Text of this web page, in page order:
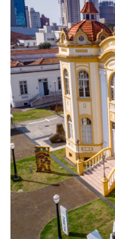
A estratégia já
brasileiras e de outros
para uma redução de
positivos no controle
recomendada pela
pela Agência Nacional de
Baseada em
sustentável. Os
produtos químicos e não
eles já foram liberados
humana, aos
demonstram que a
mosquitos mesmo anos
A nova estratégia
combate à dengue. Por
recipientes que
proliferação do
moradores também
aerossóis, raquetes